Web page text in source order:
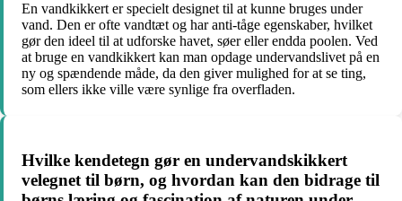
En vandkikkert er specielt designet til at kunne bruges under
vand. Den er ofte vandtæt og har anti-tåge egenskaber, hvilket
gør den ideel til at udforske havet, søer eller endda poolen. Ved
at bruge en vandkikkert kan man opdage undervandslivet på en
ny og spændende måde, da den giver mulighed for at se ting,
som ellers ikke ville være synlige fra overfladen.
Hvilke kendetegn gør en undervandskikkert
velegnet til børn, og hvordan kan den bidrage til